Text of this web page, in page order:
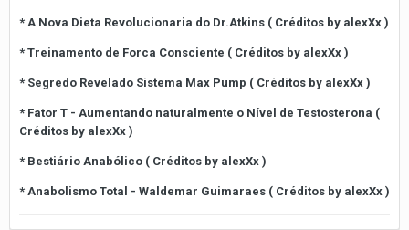
* A Nova Dieta Revolucionaria do Dr.Atkins ( Créditos by alexXx )
* Treinamento de Forca Consciente ( Créditos by alexXx )
* Segredo Revelado Sistema Max Pump ( Créditos by alexXx )
* Fator T - Aumentando naturalmente o Nível de Testosterona (
Créditos by alexXx )
* Bestiário Anabólico ( Créditos by alexXx )
* Anabolismo Total - Waldemar Guimaraes ( Créditos by alexXx )